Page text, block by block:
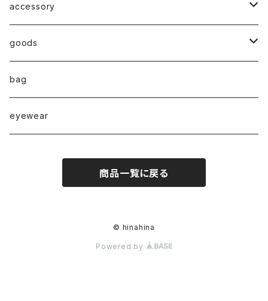
accessory
◇ZERO series◇
◇enclosure series◇(封入)
◇puchipuchi series◇
goods
broach
i phone case
bag
eyewear
商品一覧に戻る
© hinahina
Powered by